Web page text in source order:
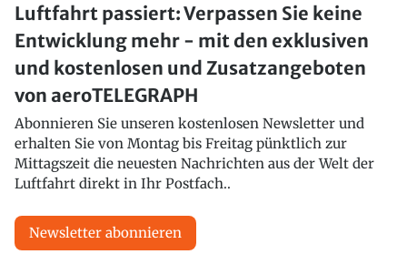
Luftfahrt passiert: Verpassen Sie keine
Entwicklung mehr - mit den exklusiven
und kostenlosen und Zusatzangeboten
von aeroTELEGRAPH
Abonnieren Sie unseren kostenlosen Newsletter und
erhalten Sie von Montag bis Freitag pünktlich zur
Mittagszeit die neuesten Nachrichten aus der Welt der
Luftfahrt direkt in Ihr Postfach..
Newsletter abonnieren